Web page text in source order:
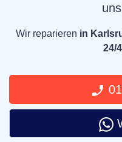
Wir reparieren in
24/